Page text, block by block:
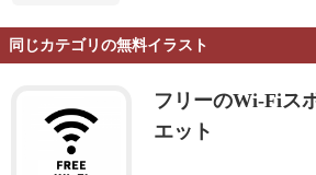
同じカテゴリの無料イラスト
フリーのWi-Fiス
エット